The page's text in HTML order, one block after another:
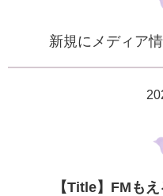
新規にメディア
【Title】FMも